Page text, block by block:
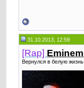
31.10.2013, 12:59
[Rap] Eminem
Вернулся в белую жизнь